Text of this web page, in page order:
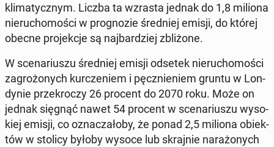
kli­ma­tycz­nym. Liczba ta wzrasta jednak do 1,8 miliona
nie­ru­cho­mo­ści w pro­gno­zie śred­niej emisji, do której
obecne pro­jek­cje są naj­bar­dziej zbli­żo­ne.
W sce­na­riu­szu śred­niej emisji odsetek nie­ru­cho­mo­ści
za­gro­żo­nych kur­cze­niem i pęcz­nie­niem gruntu w Lon­
dy­nie prze­kro­czy 26 procent do 2070 roku. Może on
jednak sięgnąć nawet 54 procent w sce­na­riu­szu wy­so­
kiej emisji, co ozna­cza­ło­by, że ponad 2,5 miliona obiek­
tów w stolicy byłoby wysoce lub skraj­nie na­ra­żo­nych